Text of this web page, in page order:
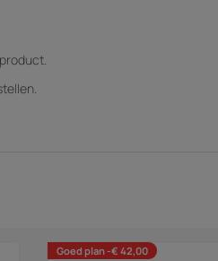
Goed plan -€ 42,00